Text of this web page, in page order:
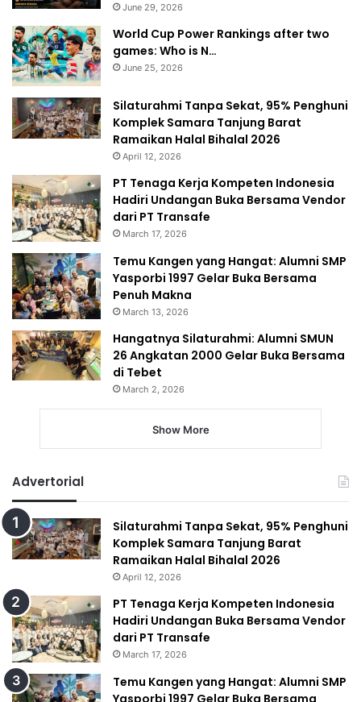
June 29, 2026
World Cup Power Rankings after two
games: Who is N…
June 25, 2026
Silaturahmi Tanpa Sekat, 95% Penghuni
Komplek Samara Tanjung Barat
Ramaikan Halal Bihalal 2026
April 12, 2026
PT Tenaga Kerja Kompeten Indonesia
Hadiri Undangan Buka Bersama Vendor
dari PT Transafe
March 17, 2026
Temu Kangen yang Hangat: Alumni SMP
Yasporbi 1997 Gelar Buka Bersama
Penuh Makna
March 13, 2026
Hangatnya Silaturahmi: Alumni SMUN
26 Angkatan 2000 Gelar Buka Bersama
di Tebet
March 2, 2026
Show More
Advertorial
Silaturahmi Tanpa Sekat, 95% Penghuni
Komplek Samara Tanjung Barat
Ramaikan Halal Bihalal 2026
April 12, 2026
PT Tenaga Kerja Kompeten Indonesia
Hadiri Undangan Buka Bersama Vendor
dari PT Transafe
March 17, 2026
Temu Kangen yang Hangat: Alumni SMP
Yasporbi 1997 Gelar Buka Bersama